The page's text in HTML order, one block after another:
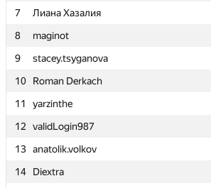
7
Лиана Хазалия
8
maginot
9
stacey.tsyganova
10
Roman Derkach
11
yarzinthe
12
validLogin987
13 anatolik.volkov
14
Diextra
7
Лиана Хазалия
8
maginot
9
stacey.tsyganova
10
Roman Derkach
11
yarzinthe
12
validLogin987
13 anatolik.volkov
14
Diextra